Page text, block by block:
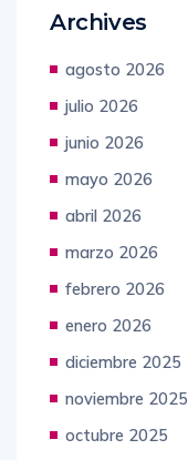
Archives
agosto 2026
julio 2026
junio 2026
mayo 2026
abril 2026
marzo 2026
febrero 2026
enero 2026
diciembre 2025
noviembre 2025
octubre 2025